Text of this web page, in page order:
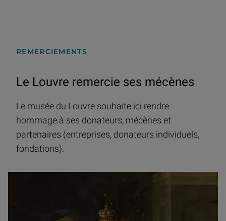
REMERCIEMENTS
Le Louvre remercie ses mécènes
Le musée du Louvre souhaite ici rendre
hommage à ses donateurs, mécènes et
partenaires (entreprises, donateurs individuels,
fondations).